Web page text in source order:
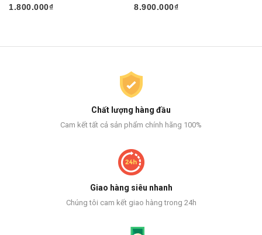
1.800.000₫
8.900.000₫
Chất lượng hàng đầu
Cam kết tất cả sản phẩm chính hãng 100%
Giao hàng siêu nhanh
Chúng tôi cam kết giao hàng trong 24h